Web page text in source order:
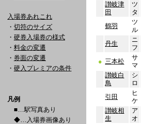
入場券あれこれ
・ 切符のサイズ
・ 硬券入場券の様式
・ 料金の変遷
・ 券面の変遷
・ 硬入プレミアの条件
凡例
■…駅写真あり
◆…入場券画像あり
讃岐津
田
ツ
タ
鶴羽
ツ
ル
丹生
ニ
フ
● 三本松
サ
マ
讃岐白
鳥
シ
ロ
引田
ヒ
ケ
讃岐相
生
ア
オ